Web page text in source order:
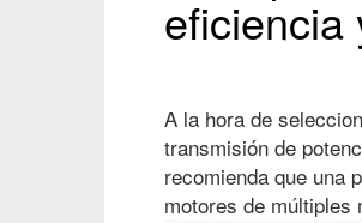
eficiencia
A la hora de
transmisión de
recomienda que una
motores de múltiples